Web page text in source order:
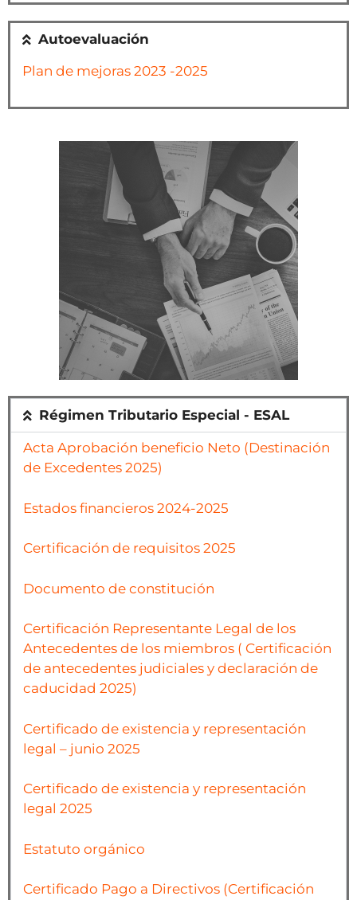
Autoevaluación
Plan de mejoras 2023 -2025
Régimen Tributario Especial - ESAL
Acta Aprobación beneficio Neto (Destinación
de Excedentes 2025)
Estados financieros 2024-2025
Certificación de requisitos 2025
Documento de constitución
Certificación Representante Legal de los
Antecedentes de los miembros ( Certificación
de antecedentes judiciales y declaración de
caducidad 2025)
Certificado de existencia y representación
legal – junio 2025
Certificado de existencia y representación
legal 2025
Estatuto orgánico
Certificado Pago a Directivos (Certificación